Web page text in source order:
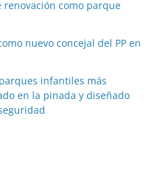
renovación como parque
nuevo concejal del PP en
infantiles más
en la pinada y diseñado